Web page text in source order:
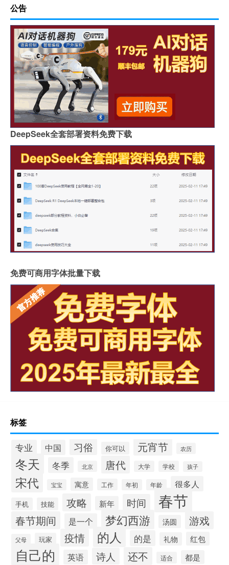
公告
DeepSeek全套部署资料免费下载
免费可商用字体批量下载
标签
专业 中国 习俗 你可以 元宵节 农历
冬天 冬季 北京 唐代 大学 学校 孩子
宋代 宝宝 寓意 工作 年初 年龄 很多人
手机 技能 攻略 新年 时间 春节
春节期间 是一个 梦幻西游 汤圆 游戏
父母 玩家 疫情 的人 的是 礼物 红包
自己的 英语 诗人 还不 适合 都是